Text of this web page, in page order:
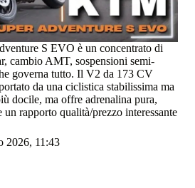
S EVO è un concentrato di
cambio AMT, sospensioni semi-
governa tutto. Il V2 da 173 CV
da una ciclistica stabilissima ma
docile, ma offre adrenalina pura,
rapporto qualità/prezzo interessante
2026, 11:43